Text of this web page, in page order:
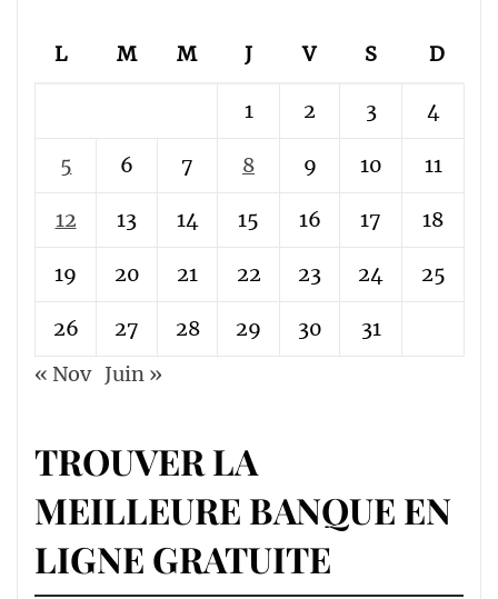
L M M J V S D
1 2 3 4
5 6 7 8 9 10 11
12 13 14 15 16 17 18
19 20 21 22 23 24 25
26 27 28 29 30
31
« Nov Juin »
TROUVER LA
MEILLEURE BANQUE EN
LIGNE GRATUITE